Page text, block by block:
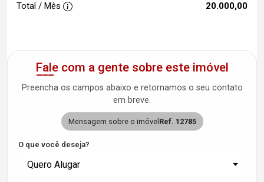
Total / Mês 20.000,00
Fale com a gente sobre este imóvel
Preencha os campos abaixo e retornamos o seu contato
em breve.
Mensagem sobre o imóvel Ref. 12785
O que você deseja?
Quero Alugar